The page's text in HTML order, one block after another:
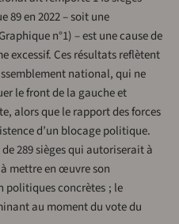
89 en 2022 – soit une
n°1) – est une cause de
excessif. Ces résultats reflètent
national, qui ne
le front de la gauche et
alors que le rapport des forces
d’un blocage politique.
289 sièges qui autoriserait à
mettre en œuvre son
politiques concrètes ; le
au moment du vote du